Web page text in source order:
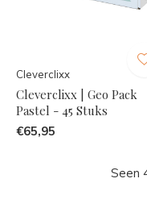
Cleverclixx
Cleverclixx | Geo Pack
Pastel - 45 Stuks
€65,95
Seen